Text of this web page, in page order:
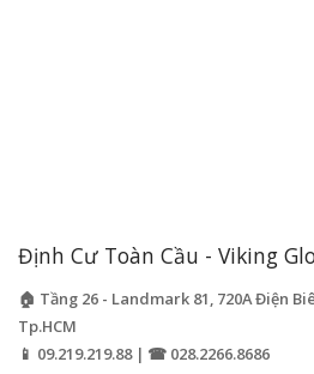
Định Cư Toàn Cầu - Viking
🏠 Tầng 26 - Landmark 81, 720A Điện
Tp.HCM
📱 09.219.219.88 | ☎ 028.2266.8686